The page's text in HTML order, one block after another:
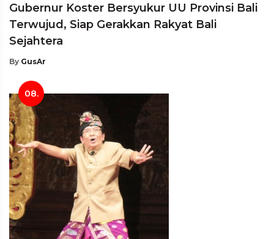
Gubernur Koster Bersyukur UU Provinsi Bali
Terwujud, Siap Gerakkan Rakyat Bali
Sejahtera
By GusAr
08.